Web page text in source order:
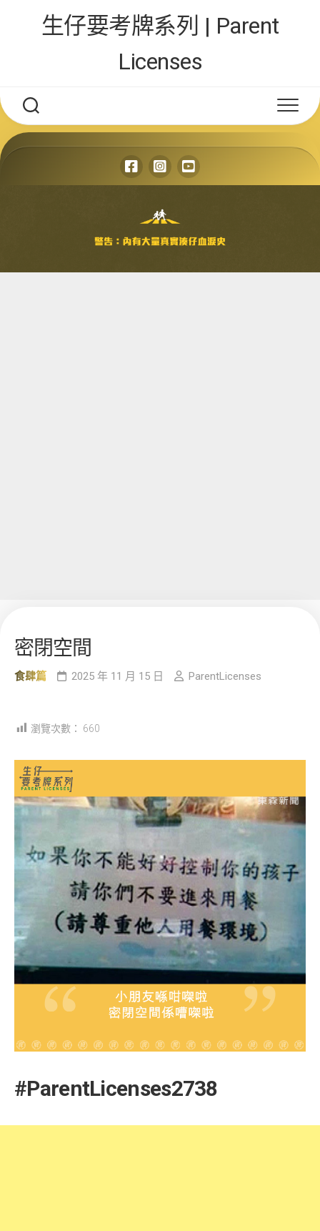
生仔要考牌系列 | Parent
Licenses
密閉空間
食肆篇 2025 年 11 月 15 日 ParentLicenses
瀏覽次數： 660
#ParentLicenses2738